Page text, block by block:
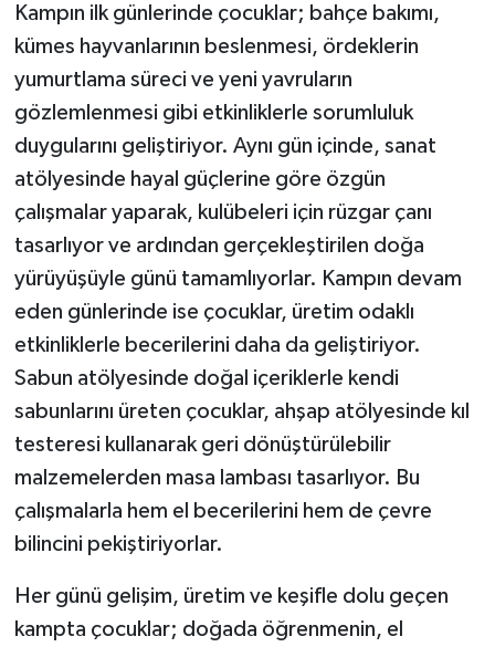
Kampın ilk günlerinde çocuklar; bahçe bakımı,
kümes hayvanlarının beslenmesi, ördeklerin
yumurtlama süreci ve yeni yavruların
gözlemlenmesi gibi etkinliklerle sorumluluk
duygularını geliştiriyor. Aynı gün içinde, sanat
atölyesinde hayal güçlerine göre özgün
çalışmalar yaparak, kulübeleri için rüzgar çanı
tasarlıyor ve ardından gerçekleştirilen doğa
yürüyüşüyle günü tamamlıyorlar. Kampın devam
eden günlerinde ise çocuklar, üretim odaklı
etkinliklerle becerilerini daha da geliştiriyor.
Sabun atölyesinde doğal içeriklerle kendi
sabunlarını üreten çocuklar, ahşap atölyesinde kıl
testeresi kullanarak geri dönüştürülebilir
malzemelerden masa lambası tasarlıyor. Bu
çalışmalarla hem el becerilerini hem de çevre
bilincini pekiştiriyorlar.
Her günü gelişim, üretim ve keşifle dolu geçen
kampta çocuklar; doğada öğrenmenin, el